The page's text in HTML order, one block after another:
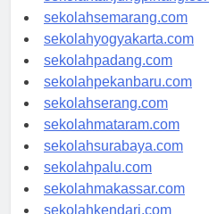
sekolahtanjungpinang.com
sekolahsemarang.com
sekolahyogyakarta.com
sekolahpadang.com
sekolahpekanbaru.com
sekolahserang.com
sekolahmataram.com
sekolahsurabaya.com
sekolahpalu.com
sekolahmakassar.com